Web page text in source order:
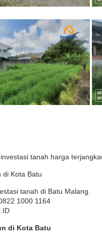
tanah harga
di Kota Batu
tanah di Batu Malang.
1000 1164
di Kota Batu